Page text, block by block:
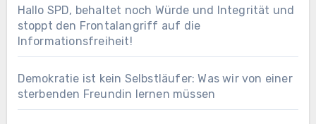
Hallo SPD, behaltet noch Würde und Integrität und
stoppt den Frontalangriff auf die
Informationsfreiheit!
Demokratie ist kein Selbstläufer: Was wir von einer
sterbenden Freundin lernen müssen